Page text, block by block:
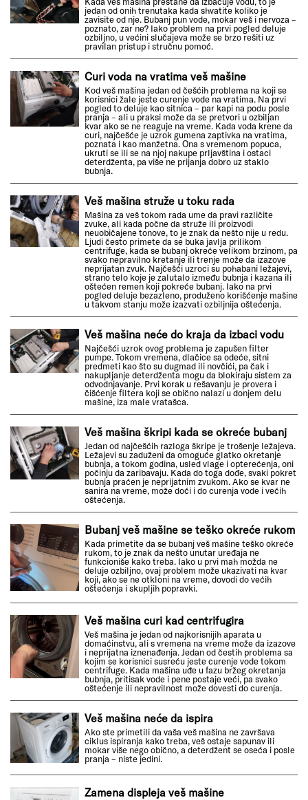
jedan od onih trenutaka kada shvatite koliko je
zavisite od nje. Bubanj pun vode, mokar veš i nervoza –
poznato, zar ne? Iako problem na prvi pogled deluje
ozbiljno, u većini slučajeva može se brzo rešiti uz
pravilan pristup i stručnu pomoć.
Curi voda na vratima veš mašine
Kod veš mašina jedan od češćih problema na koji se
korisnici žale jeste curenje vode na vratima. Na prvi
pogled to deluje kao sitnica – par kapi na podu posle
pranja – ali u praksi može da se pretvori u ozbiljan
kvar ako se ne reaguje na vreme. Kada voda krene da
curi, najčešće je uzrok gumena zaptivka na vratima,
poznata i kao manžetna. Ona s vremenom popuca,
ukruti se ili se na njoj nakupe prljavština i ostaci
deterdženta, pa više ne prijanja dobro uz staklo
bubnja.
Veš mašina struže u toku rada
Mašina za veš tokom rada ume da pravi različite
zvuke, ali kada počne da struže ili proizvodi
neuobičajene tonove, to je znak da nešto nije u redu.
Ljudi često primete da se buka javlja prilikom
centrifuge, kada se bubanj okreće velikom brzinom, pa
svako nepravilno kretanje ili trenje može da izazove
neprijatan zvuk. Najčešći uzroci su pohabani ležajevi,
strano telo koje je zalutalo između bubnja i kazana ili
oštećen remen koji pokreće bubanj. Iako na prvi
pogled deluje bezazleno, produženo korišćenje mašine
u takvom stanju može izazvati ozbiljnija oštećenja.
Veš mašina neće do kraja da izbaci vodu
Najčešći uzrok ovog problema je zapušen filter
pumpe. Tokom vremena, dlačice sa odeće, sitni
predmeti kao što su dugmad ili novčići, pa čak i
nakupljanje deterdženta mogu da blokiraju sistem za
odvodnjavanje. Prvi korak u rešavanju je provera i
čišćenje filtera koji se obično nalazi u donjem delu
mašine, iza male vratašca.
Veš mašina škripi kada se okreće bubanj
Jedan od najčešćih razloga škripe je trošenje ležajeva.
Ležajevi su zaduženi da omoguće glatko okretanje
bubnja, a tokom godina, usled vlage i opterećenja, oni
počinju da zaribavaju. Kada do toga dođe, svaki pokret
bubnja praćen je neprijatnim zvukom. Ako se kvar ne
sanira na vreme, može doći i do curenja vode i većih
oštećenja.
Bubanj veš mašine se teško okreće rukom
Kada primetite da se bubanj veš mašine teško okreće
rukom, to je znak da nešto unutar uređaja ne
funkcioniše kako treba. Iako u prvi mah možda ne
deluje ozbiljno, ovaj problem može ukazivati na kvar
koji, ako se ne otkloni na vreme, dovodi do većih
oštećenja i skupljih popravki.
Veš mašina curi kad centrifugira
Veš mašina je jedan od najkorisnijih aparata u
domaćinstvu, ali s vremena na vreme može da izazove
i neprijatna iznenađenja. Jedan od čestih problema sa
kojim se korisnici susreću jeste curenje vode tokom
centrifuge. Kada mašina uđe u fazu bržeg okretanja
bubnja, pritisak vode i pene postaje veći, pa svako
oštećenje ili nepravilnost može dovesti do curenja.
Veš mašina neće da ispira
Ako ste primetili da vaša veš mašina ne završava
ciklus ispiranja kako treba, veš ostaje sapunav ili
mokar više nego obično, a deterdžent se oseća i posle
pranja – niste jedini.
Zamena displeja veš mašine